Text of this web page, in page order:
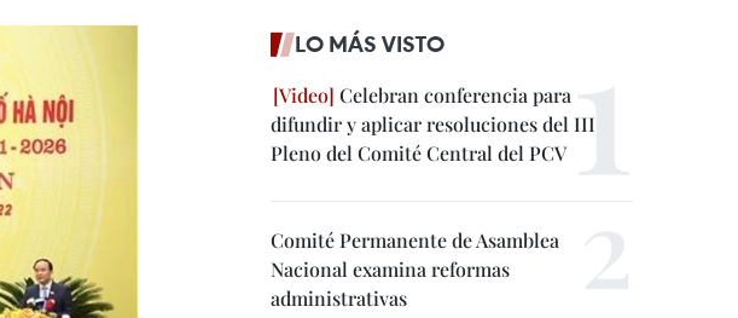
LO MÁS VISTO
Celebran conferencia para
difundir y aplicar resoluciones del III
Pleno del Comité Central del PCV
Comité Permanente de Asamblea
Nacional examina reformas
administrativas